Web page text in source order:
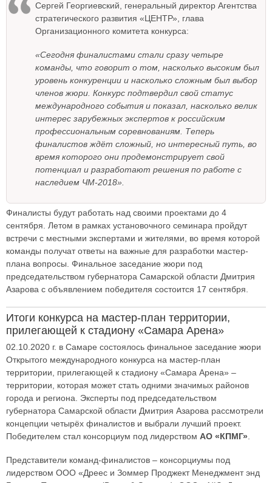
Сергей Георгиевский, генеральный директор Агентства
стратегического развития «ЦЕНТР», глава
Организационного комитета конкурса:
«Сегодня финалистами стали сразу четыре
команды, что говорит о том, насколько высоким был
уровень конкуренции и насколько сложным был выбор
членов жюри. Конкурс подтвердил свой статус
международного события и показал, насколько велик
интерес зарубежных экспертов к российским
профессиональным соревнованиям. Теперь
финалистов ждёт сложный, но интересный путь, во
время которого они продемонстрирует свой
потенциал и разработают решения по работе с
наследием ЧМ-2018».
Финалисты будут работать над своими проектами до 4
сентября. Летом в рамках установочного семинара пройдут
встречи с местными экспертами и жителями, во время которой
команды получат ответы на важные для разработки мастер-
плана вопросы. Финальное заседание жюри под
председательством губернатора Самарской области Дмитрия
Азарова с объявлением победителя состоится 17 сентября.
Итоги конкурса на мастер-план территории,
прилегающей к стадиону «Самара Арена»
02.10.2020 г. в Самаре состоялось финальное заседание жюри
Открытого международного конкурса на мастер-план
территории, прилегающей к стадиону «Самара Арена» –
территории, которая может стать одними значимых районов
города и региона. Эксперты под председательством
губернатора Самарской области Дмитрия Азарова рассмотрели
концепции четырёх финалистов и выбрали лучший проект.
Победителем стал консорциум под лидерством АО «КПМГ»
Представители команд-финалистов – консорциумы под
лидерством ООО «Дреес и Зоммер Проджект Менеджмент энд